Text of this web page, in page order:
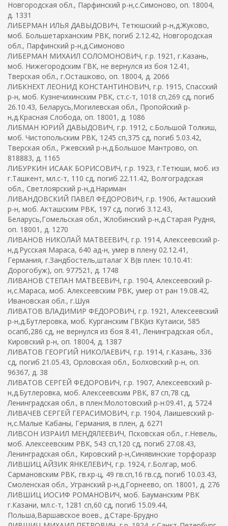
Новгородская обл., Парфинский р-н,с.Симоново, оп. 18004,
д. 1331
ЛИБЕРМАН ИЛЬЯ ДАВЫДОВИЧ, Тетюшский р-н,д.Жуково,
моб. Большетарханским РВК, погиб 2.12.42, Новгородская
обл., Парфинский р-н,д.Симоново
ЛИБЕРМАН МИХАИЛ СОЛОМОНОВИЧ, г.р. 1921, г.Казань,
моб. Нижегородским ГВК, не вернулся из боя 12.41,
Тверская обл., г.Осташково, оп. 18004, д. 2066
ЛИБКНЕХТ ЛЕОНИД КОНСТАНТИНОВИЧ, г.р. 1915, Спасский
р-н, моб. Кузнечихинским РВК, ст.с-т, 1018 сп,269 сд, погиб
26.10.43, Беларусь,Могилевская обл., Пропойский р-
н,д.Красная Слобода, оп. 18001, д. 1086
ЛИБМАН ЮРИЙ ДАВЫДОВИЧ, г.р. 1912, с.Большой Толкиш,
моб. Чистопольским РВК, 1245 сп,375 сд, погиб 5.03.42,
Тверская обл., Ржевский р-н,д.Большое Мантрово, оп.
818883, д. 1165
ЛИБУРКИН ИСААК БОРИСОВИЧ, г.р. 1923, г.Тетюши, моб. из
г.Ташкент, мл.с-т, 110 сд, погиб 22.11.42, Волгоградская
обл., Светлоярский р-н,д.Нариман
ЛИВАНДОВСКИЙ ПАВЕЛ ФЕДОРОВИЧ, г.р. 1906, Акташский
р-н, моб. Акташским РВК, 197 сд, погиб 3.12.43,
Беларусь,Гомельская обл., Жлобинский р-н,д.Старая Рудня,
оп. 18001, д. 1270
ЛИВАНОВ НИКОЛАЙ МАТВЕЕВИЧ, г.р. 1914, Алексеевский р-
н,д.Русская Мараса, 640 ад-н, умер в плену 02.12.41,
Германия, г.Зандбостель,шталаг X B(в плен: 10.10.41:
Дорогобуж), оп. 977521, д. 1748
ЛИВАНОВ СТЕПАН МАТВЕЕВИЧ, г.р. 1904, Алексеевский р-
н,с.Мараса, моб. Алексеевским РВК, умер от ран 19.08.42,
Ивановская обл., г.Шуя
ЛИВАТОВ ВЛАДИМИР ФЕДОРОВИЧ, г.р. 1921, Алексеевский
р-н,д.Бутлеровка, моб. Курганским ГВК(из Кутаиси, 585
осапб,286 сд, не вернулся из боя 8.41, Ленинградская обл.,
Кировский р-н, оп. 18004, д. 1387
ЛИВАТОВ ГЕОРГИЙ НИКОЛАЕВИЧ, г.р. 1914, г.Казань, 336
сд, погиб 21.05.43, Орловская обл., Болховский р-н, оп.
96367, д. 38
ЛИВАТОВ СЕРГЕЙ ФЕДОРОВИЧ, г.р. 1907, Алексеевский р-
н,д.Бутлеровка, моб. Алексеевским РВК, 87 сп,78 сд,
Ленинградская обл., в плен:Молотовский р-н:09.41, д. 5724
ЛИВАЧЕВ СЕРГЕЙ ГЕРАСИМОВИЧ, г.р. 1904, Лаишевский р-
н,с.Малые Кабаны, Германия, в плен, д. 6271
ЛИВСОН ИЗРАИЛ МЕНДЯЛЕЕВИЧ, Псковская обл., г.Невель,
моб. Алексеевским РВК, 543 сп,120 сд, погиб 27.08.43,
Ленинградская обл., Кировский р-н,Синявинские торфоразр
ЛИВШИЦ АЙЗИК ЯНКЕЛЕВИЧ, г.р. 1924, г.Болгар, моб.
Сармановским РВК, гв.кр-ц, 49 гв.сп,16 гв.сд, погиб 10.03.43,
Смоленская обл., Угранский р-н,д.Горнеево, оп. 18001, д. 276
ЛИВШИЦ ИОСИФ РОМАНОВИЧ, моб. Бауманским РВК
г.Казани, мл.с-т, 1281 сп,60 сд, погиб 15.09.44,
Польша,Варшавское воев., д.Старе-Брудно